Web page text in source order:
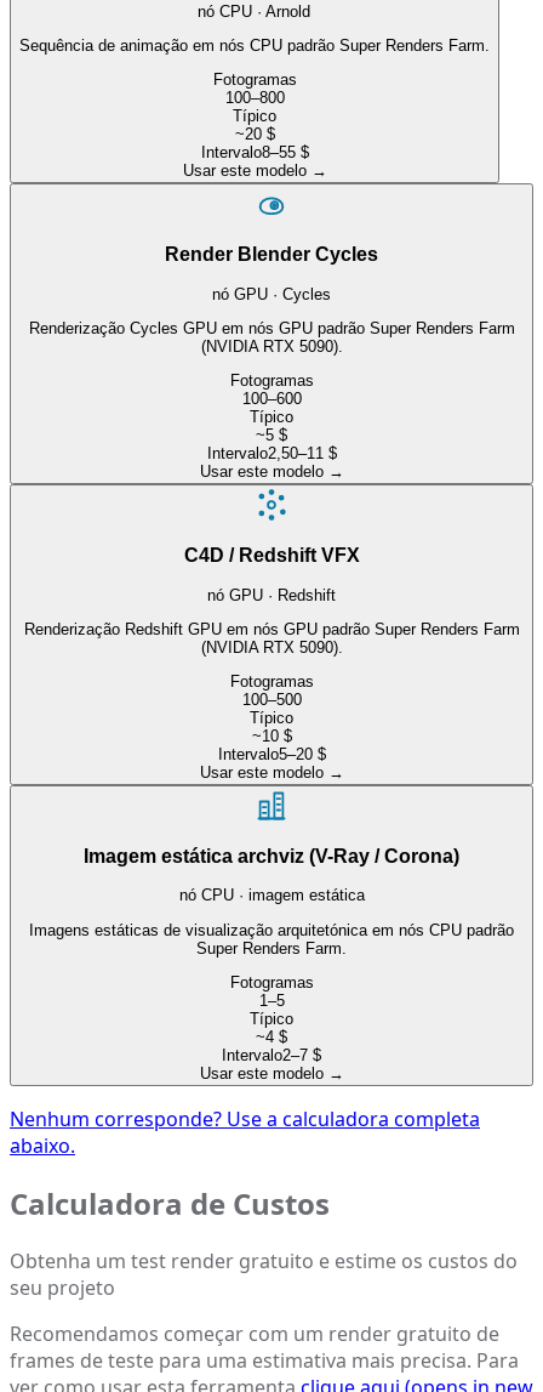
nó CPU · Arnold
Sequência de animação em nós CPU padrão Super Renders Farm.
Fotogramas
100–800
Típico
~20 $
Intervalo8–55 $
Usar este modelo →
Render Blender Cycles
nó GPU · Cycles
Renderização Cycles GPU em nós GPU padrão Super Renders Farm
(NVIDIA RTX 5090).
Fotogramas
100–600
Típico
~5 $
Intervalo2,50–11 $
Usar este modelo →
C4D / Redshift VFX
nó GPU · Redshift
Renderização Redshift GPU em nós GPU padrão Super Renders Farm
(NVIDIA RTX 5090).
Fotogramas
100–500
Típico
~10 $
Intervalo5–20 $
Usar este modelo →
Imagem estática archviz (V-Ray / Corona)
nó CPU · imagem estática
Imagens estáticas de visualização arquitetónica em nós CPU padrão
Super Renders Farm.
Fotogramas
1–5
Típico
~4 $
Intervalo2–7 $
Usar este modelo →
Nenhum corresponde? Use a calculadora completa
abaixo.
Calculadora de Custos
Obtenha um test render gratuito e estime os custos do
seu projeto
Recomendamos começar com um render gratuito de
frames de teste para uma estimativa mais precisa. Para